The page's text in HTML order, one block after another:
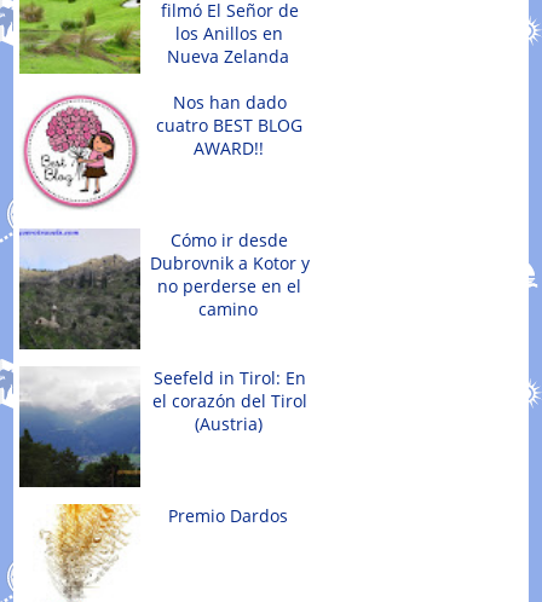
filmó El Señor de
los Anillos en
Nueva Zelanda
Nos han dado
cuatro BEST BLOG
AWARD!!
Cómo ir desde
Dubrovnik a Kotor y
no perderse en el
camino
Seefeld in Tirol: En
el corazón del Tirol
(Austria)
Premio Dardos